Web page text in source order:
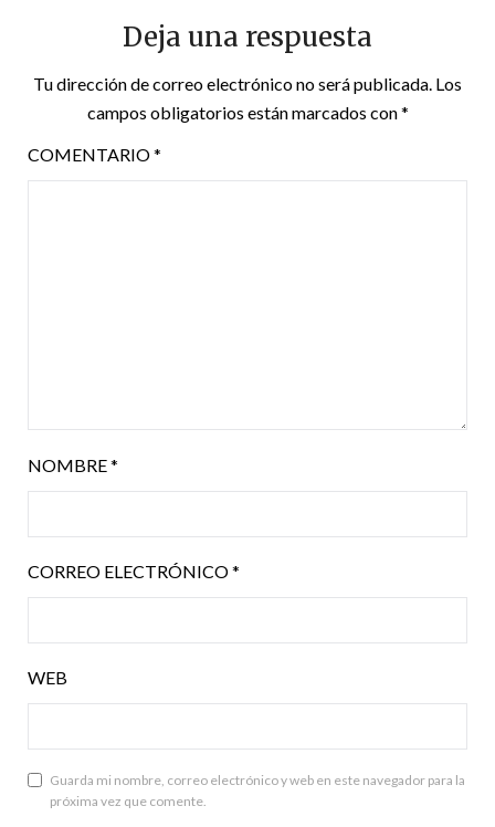
Deja una respuesta
Tu dirección de correo electrónico no será publicada. Los
campos obligatorios están marcados con*
COMENTARIO*
NOMBRE*
CORREO ELECTRÓNICO*
WEB
Guarda mi nombre, correo electrónico y web en este navegador para la
próxima vez que comente.